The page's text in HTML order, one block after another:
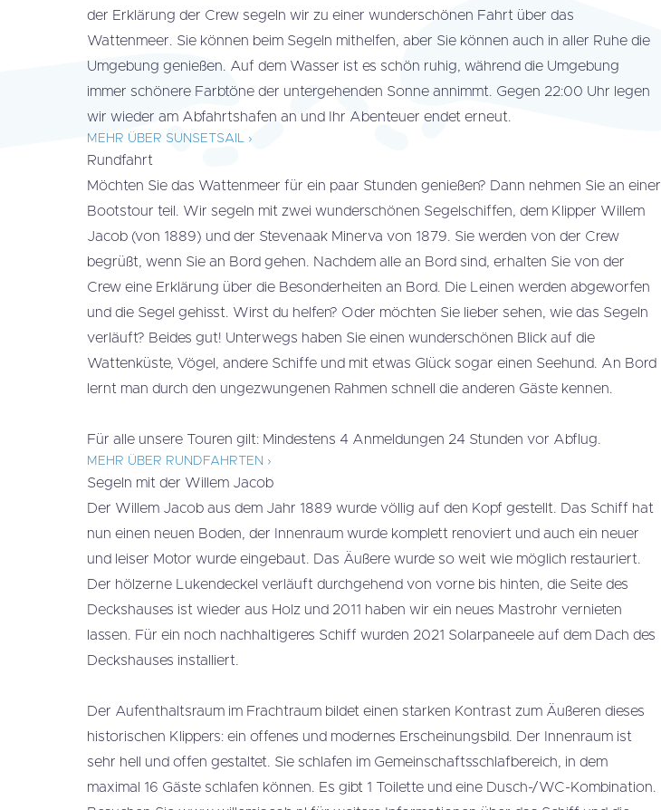
der Erklärung der Crew segeln wir zu einer wunderschönen Fahrt über das
Wattenmeer. Sie können beim Segeln mithelfen, aber Sie können auch in aller Ruhe die
Umgebung genießen. Auf dem Wasser ist es schön ruhig, während die Umgebung
immer schönere Farbtöne der untergehenden Sonne annimmt. Gegen 22:00 Uhr legen
wir wieder am Abfahrtshafen an und Ihr Abenteuer endet erneut.
MEHR ÜBER SUNSETSAIL ›
Rundfahrt
Möchten Sie das Wattenmeer für ein paar Stunden genießen? Dann nehmen Sie an einer
Bootstour teil. Wir segeln mit zwei wunderschönen Segelschiffen, dem Klipper Willem
Jacob (von 1889) und der Stevenaak Minerva von 1879. Sie werden von der Crew
begrüßt, wenn Sie an Bord gehen. Nachdem alle an Bord sind, erhalten Sie von der
Crew eine Erklärung über die Besonderheiten an Bord. Die Leinen werden abgeworfen
und die Segel gehisst. Wirst du helfen? Oder möchten Sie lieber sehen, wie das Segeln
verläuft? Beides gut! Unterwegs haben Sie einen wunderschönen Blick auf die
Wattenküste, Vögel, andere Schiffe und mit etwas Glück sogar einen Seehund. An Bord
lernt man durch den ungezwungenen Rahmen schnell die anderen Gäste kennen.
Für alle unsere Touren gilt: Mindestens 4 Anmeldungen 24 Stunden vor Abflug.
MEHR ÜBER RUNDFAHRTEN ›
Segeln mit der Willem Jacob
Der Willem Jacob aus dem Jahr 1889 wurde völlig auf den Kopf gestellt. Das Schiff hat
nun einen neuen Boden, der Innenraum wurde komplett renoviert und auch ein neuer
und leiser Motor wurde eingebaut. Das Äußere wurde so weit wie möglich restauriert.
Der hölzerne Lukendeckel verläuft durchgehend von vorne bis hinten, die Seite des
Deckshauses ist wieder aus Holz und 2011 haben wir ein neues Mastrohr vernieten
lassen. Für ein noch nachhaltigeres Schiff wurden 2021 Solarpaneele auf dem Dach des
Deckshauses installiert.
Der Aufenthaltsraum im Frachtraum bildet einen starken Kontrast zum Äußeren dieses
historischen Klippers: ein offenes und modernes Erscheinungsbild. Der Innenraum ist
sehr hell und offen gestaltet. Sie schlafen im Gemeinschaftsschlafbereich, in dem
maximal 16 Gäste schlafen können. Es gibt 1 Toilette und eine Dusch-/WC-Kombination.